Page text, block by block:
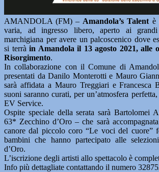
AMANDOLA (FM) – Amandola’s Talent è
varia, ad ingresso libero, aperto ai
marchigiana per avere un palcoscenico dove
si terrà in Amandola il 13 agosto 2021, alle
Risorgimento.
In collaborazione con il Comune di
presentati da Danilo Monterotti e Mauro
sarà affidata a Mauro Treggiari e Francesca
suoni saranno curati, per un’atmosfera
EV Service.
Ospite speciale della serata sarà Bartolomei
63* Zecchino d’Oro – che sarà
canore dal piccolo coro “Le voci del cuore”
bambini che hanno partecipato alle
d’Oro.
L’iscrizione degli artisti allo spettacolo è
Info più dettagliate contattando il numero